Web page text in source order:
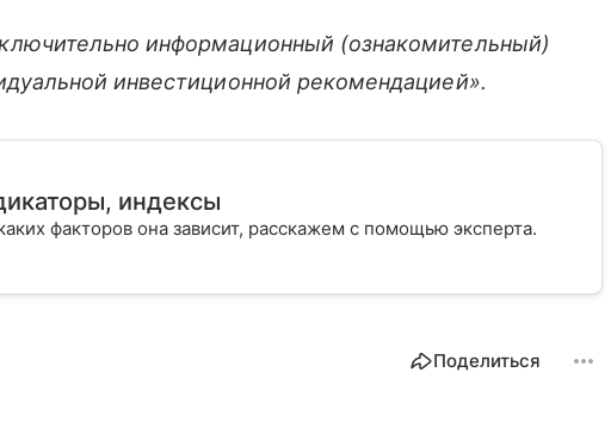
информационный (ознакомительный)
инвестиционной рекомендацией».
индексы
факторов она зависит, расскажем с помощью эксперта.
Поделиться